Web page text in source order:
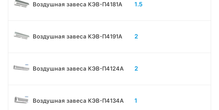
Воздушная завеса КЭВ-П4181A 1.5
Воздушная завеса КЭВ-П4191A 2
Воздушная завеса КЭВ-П4124A 2
Воздушная завеса КЭВ-П4134A 1